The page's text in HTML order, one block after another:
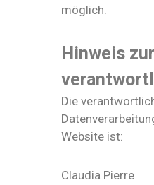
möglich.
Hinweis zur
Die
Website ist:
Claudia Pierre